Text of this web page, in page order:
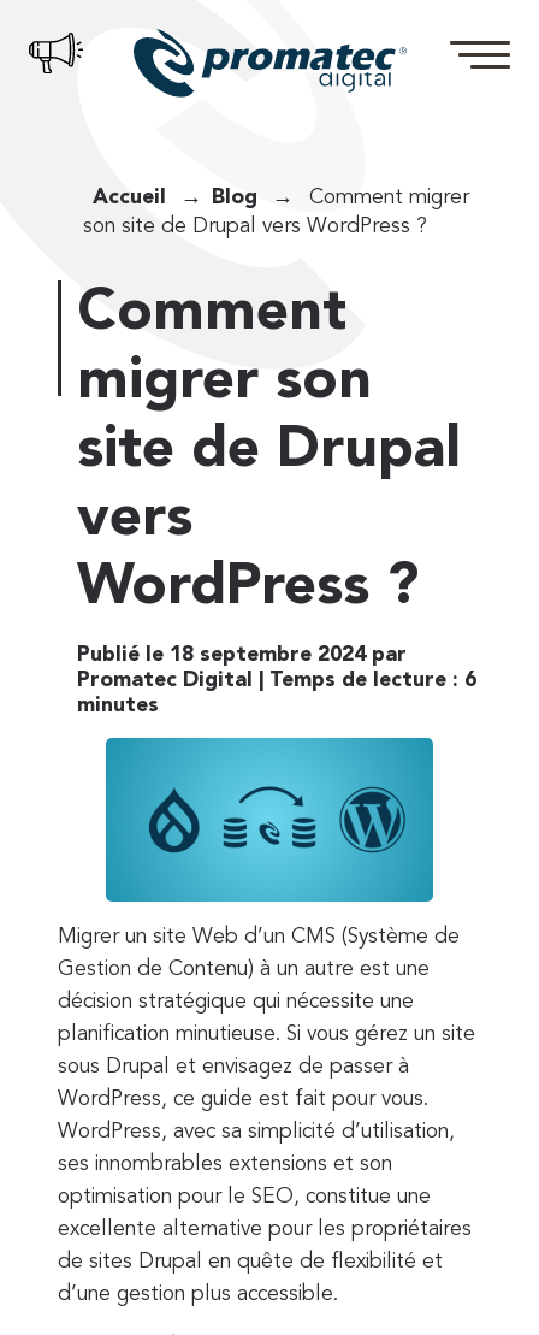
Accueil Blog
Comment migrer
son site de Drupal vers WordPress ?
Comment
migrer son
site de Drupal
vers
WordPress ?
Publié le 18 septembre 2024 par
Promatec Digital | Temps de lecture : 6
minutes
Migrer un site Web d’un CMS (Système de
Gestion de Contenu) à un autre est une
décision stratégique qui nécessite une
planification minutieuse. Si vous gérez un site
sous Drupal et envisagez de passer à
WordPress, ce guide est fait pour vous.
WordPress, avec sa simplicité d’utilisation,
ses innombrables extensions et son
optimisation pour le SEO, constitue une
excellente alternative pour les propriétaires
de sites Drupal en quête de flexibilité et
d’une gestion plus accessible.